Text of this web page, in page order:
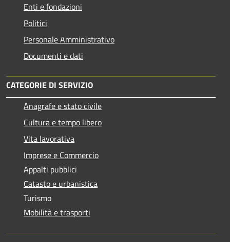
Enti e fondazioni
Politici
Personale Amministrativo
Documenti e dati
CATEGORIE DI SERVIZIO
Anagrafe e stato civile
Cultura e tempo libero
Vita lavorativa
Imprese e Commercio
Appalti pubblici
Catasto e urbanistica
Turismo
Mobilità e trasporti